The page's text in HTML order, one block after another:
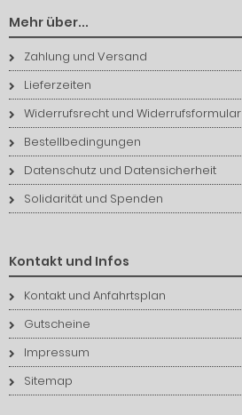
Mehr über...
Zahlung und Versand
Lieferzeiten
Widerrufsrecht und Widerrufsformular
Bestellbedingungen
Datenschutz und Datensicherheit
Solidarität und Spenden
Kontakt und Infos
Kontakt und Anfahrtsplan
Gutscheine
Impressum
Sitemap